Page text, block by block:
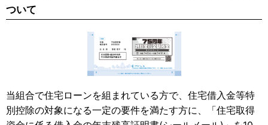
ついて
当組合で住宅ローンを組まれている方で、住宅借入金等特
別控除の対象になる一定の要件を満たす方に、「住宅取得